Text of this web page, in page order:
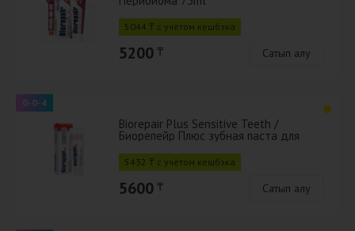
5044 ₸ с учётом кешбэка
5200 ₸ Сатып алу
0-0-4
Biorepair Plus Sensitive Teeth /
Биорепейр Плюс зубная паста для
5432 ₸ с учётом кешбэка
5600 ₸ Сатып алу